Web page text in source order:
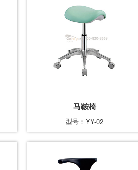
马鞍椅
型号：YY-02